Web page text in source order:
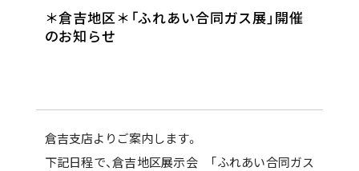
お知らせ
＊倉吉地区＊「ふれあい合同ガス展」開催
のお知らせ
倉吉支店よりご案内します。
下記日程で、倉吉地区展示会 「ふれあい合同ガス